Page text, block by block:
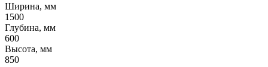
Ширина, мм
1500
Глубина, мм
600
Высота, мм
850